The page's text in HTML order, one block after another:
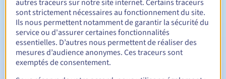
Durée de renouvellement Entre 1 et 9 ans
Période de rédemption
autres traceurs sur notre site internet. Certains traceurs
sont strictement nécessaires au fonctionnement du site.
Ils nous permettent notamment de garantir la sécurité du
service ou d'assurer certaines fonctionnalités
essentielles. D’autres nous permettent de réaliser des
mesures d’audience anonymes. Ces traceurs sont
exemptés de consentement.